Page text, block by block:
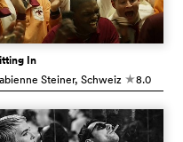
In
Steiner, Schweiz c8.0